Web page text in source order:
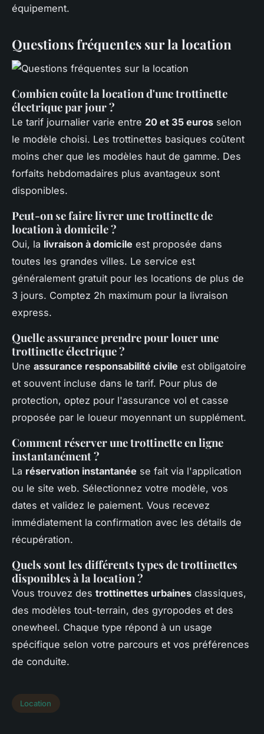
équipement.
Questions fréquentes sur la location
Combien coûte la location d'une trottinette
électrique par jour ?
Le tarif journalier varie entre 20 et 35 euros selon
le modèle choisi. Les trottinettes basiques coûtent
moins cher que les modèles haut de gamme. Des
forfaits hebdomadaires plus avantageux sont
disponibles.
Peut-on se faire livrer une trottinette de
location à domicile ?
Oui, la livraison à domicile est proposée dans
toutes les grandes villes. Le service est
généralement gratuit pour les locations de plus de
3 jours. Comptez 2h maximum pour la livraison
express.
Quelle assurance prendre pour louer une
trottinette électrique ?
Une assurance responsabilité civile est obligatoire
et souvent incluse dans le tarif. Pour plus de
protection, optez pour l'assurance vol et casse
proposée par le loueur moyennant un supplément.
Comment réserver une trottinette en ligne
instantanément ?
La réservation instantanée se fait via l'application
ou le site web. Sélectionnez votre modèle, vos
dates et validez le paiement. Vous recevez
immédiatement la confirmation avec les détails de
récupération.
Quels sont les différents types de trottinettes
disponibles à la location ?
Vous trouvez des trottinettes urbaines classiques,
des modèles tout-terrain, des gyropodes et des
onewheel. Chaque type répond à un usage
spécifique selon votre parcours et vos préférences
de conduite.
Location